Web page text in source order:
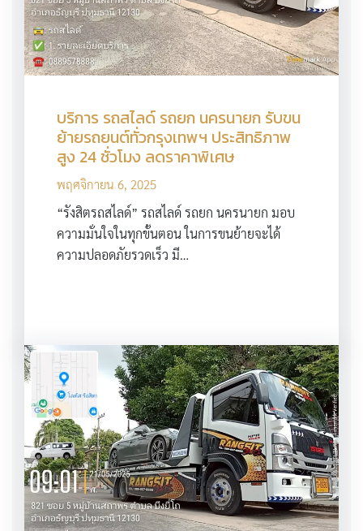
บริการ รถสไลด์ รถยก นครนายก รับขน
ย้ายรถยนต์ทั่วกรุงเทพฯ ประสิทธิภาพ
สูง 24 ชั่วโมง ลดราคาพิเศษ
พฤศจิกายน 6, 2025
“รังสิตรถสไลด์” รถสไลด์ รถยก นครนายก มอบ
ความมั่นใจในทุกขั้นตอน ในการขนย้ายจะได้
ความปลอดภัยรวดเร็ว มี…